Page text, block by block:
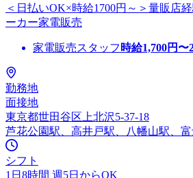
＜日払いOK×時給1700円～＞量販店
ーカー家電販売
家電販売スタッフ 時給1,700円〜
勤務地
面接地
東京都世田谷区上北沢5-37-18
芦花公園駅、高井戸駅、八幡山駅、
シフト
1日8時間 週5日からOK